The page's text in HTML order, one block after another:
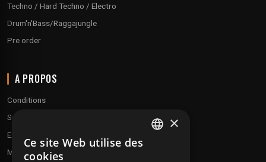
Techno / Hard Techno / Electro
Drum'n'Bass/Raggajungle
Pre order
A PROPOS
Conditions
Service client
Expédition & retours
Modes de paiement
×
Ce site Web utilise des
cookies